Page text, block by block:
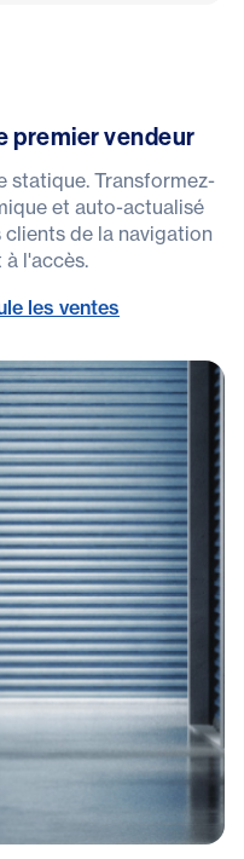
premier vendeur
statique. Transformez-
et auto-actualisé
de la navigation
à l'accès.
les ventes